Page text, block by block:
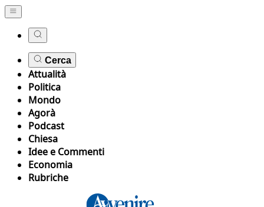
Cerca
Attualità
Politica
Mondo
Agorà
Podcast
Chiesa
Idee e Commenti
Economia
Rubriche